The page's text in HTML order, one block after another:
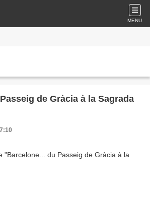
MENU
de Gràcia à la Sagrada